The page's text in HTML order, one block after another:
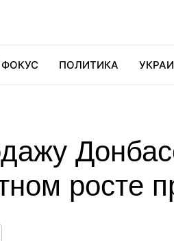
ПОЛИТИКА
росте